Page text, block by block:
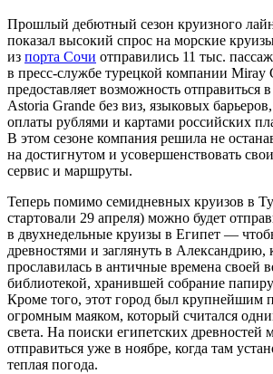
Прошлый дебютный сезон круизного
показал высокий спрос на морские
из порта Сочи отправились 11 тыс.
в пресс-службе турецкой компании Miray
предоставляет возможность отправиться
Astoria Grande без виз, языковых
оплаты рублями и картами российских
В этом сезоне компания решила не
на достигнутом и усовершенствовать
сервис и маршруты.
Теперь помимо семидневных круизов в
стартовали 29 апреля) можно будет
в двухнедельные круизы в Египет —
древностями и заглянуть в Александрию,
прославилась в античные времена своей
библиотекой, хранившей собрание
Кроме того, этот город был крупнейшим
огромным маяком, который считался
света. На поиски египетских древностей
отправиться уже в ноябре, когда там
теплая погода.